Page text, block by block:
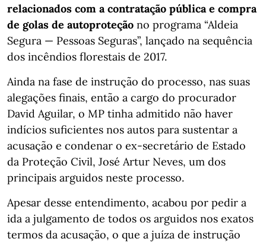
relacionados com a contratação pública e compra
de golas de autoproteção no programa “Aldeia
Segura — Pessoas Seguras”, lançado na sequência
dos incêndios florestais de 2017.
Ainda na fase de instrução do processo, nas suas
alegações finais, então a cargo do procurador
David Aguilar, o MP tinha admitido não haver
indícios suficientes nos autos para sustentar a
acusação e condenar o ex-secretário de Estado
da Proteção Civil, José Artur Neves, um dos
principais arguidos neste processo.
Apesar desse entendimento, acabou por pedir a
ida a julgamento de todos os arguidos nos exatos
termos da acusação, o que a juíza de instrução